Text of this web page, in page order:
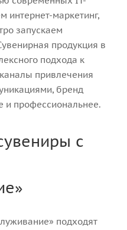
интернет-маркетинг,
запускаем
продукция в
подхода к
привлечения
бренд
и профессиональнее.
с
подходят